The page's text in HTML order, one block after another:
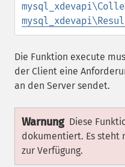
Die Funktion execute
der Client eine
an den Server sendet.
Warnung Diese
dokumentiert. Es steht
zur Verfügung.